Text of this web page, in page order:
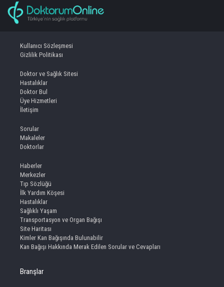
Kullanıcı Sözleşmesi
Gizlilik Politikası
Doktor ve Sağlık Sitesi
Hastalıklar
Doktor Bul
Üye Hizmetleri
İletişim
Sorular
Makaleler
Doktorlar
Haberler
Merkezler
Tıp Sözlüğü
İlk Yardım Köşesi
Hastalıklar
Sağlıklı Yaşam
Transportasyon ve Organ Bağışı
Site Haritası
Kimler Kan Bağışında Bulunabilir
Kan Bağışı Hakkında Merak Edilen Sorular ve Cevapları
Branşlar